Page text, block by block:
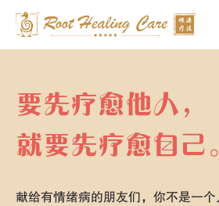
Skip
content
要先疗愈他人，
就要先疗愈自己。
献给有情绪病的朋友们，你不是一